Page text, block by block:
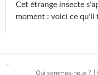
Cet étrange insecte
moment : voici ce qu'il
...
Qui sommes-nous ?